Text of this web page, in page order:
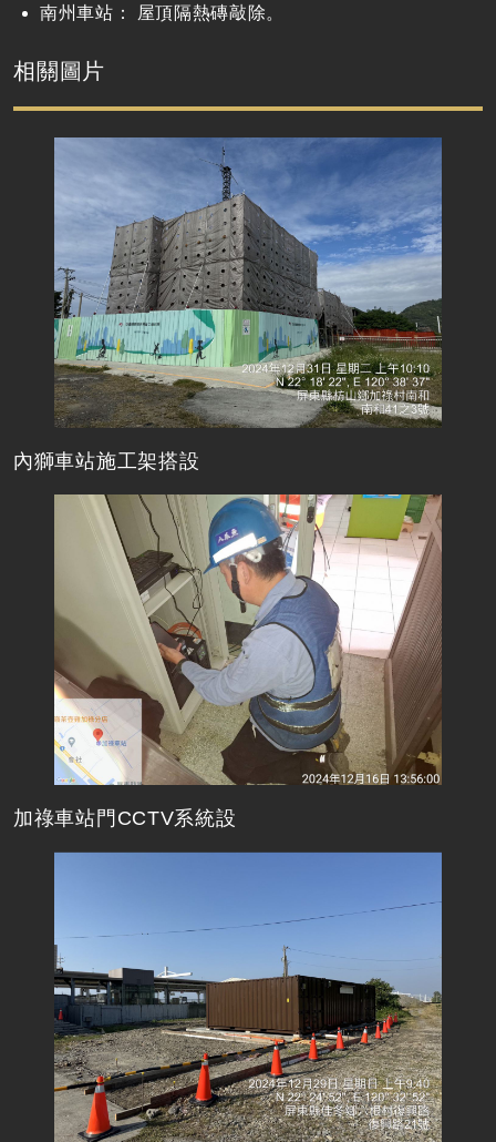
南州車站： 屋頂隔熱磚敲除。
相關圖片
內獅車站施工架搭設
加祿車站門CCTV系統設